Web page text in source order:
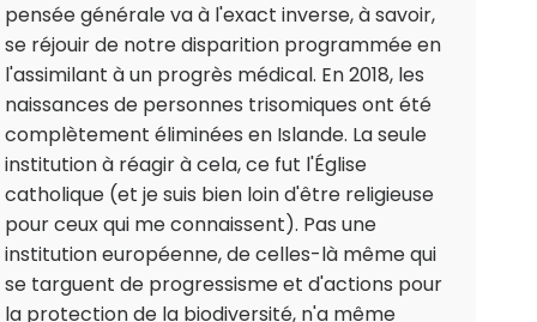
pensée générale va à l'exact inverse, à savoir,
se réjouir de notre disparition programmée en
l'assimilant à un progrès médical. En 2018, les
naissances de personnes trisomiques ont été
complètement éliminées en Islande. La seule
institution à réagir à cela, ce fut l'Église
catholique (et je suis bien loin d'être religieuse
pour ceux qui me connaissent). Pas une
institution européenne, de celles-là même qui
se targuent de progressisme et d'actions pour
la protection de la biodiversité, n'a même